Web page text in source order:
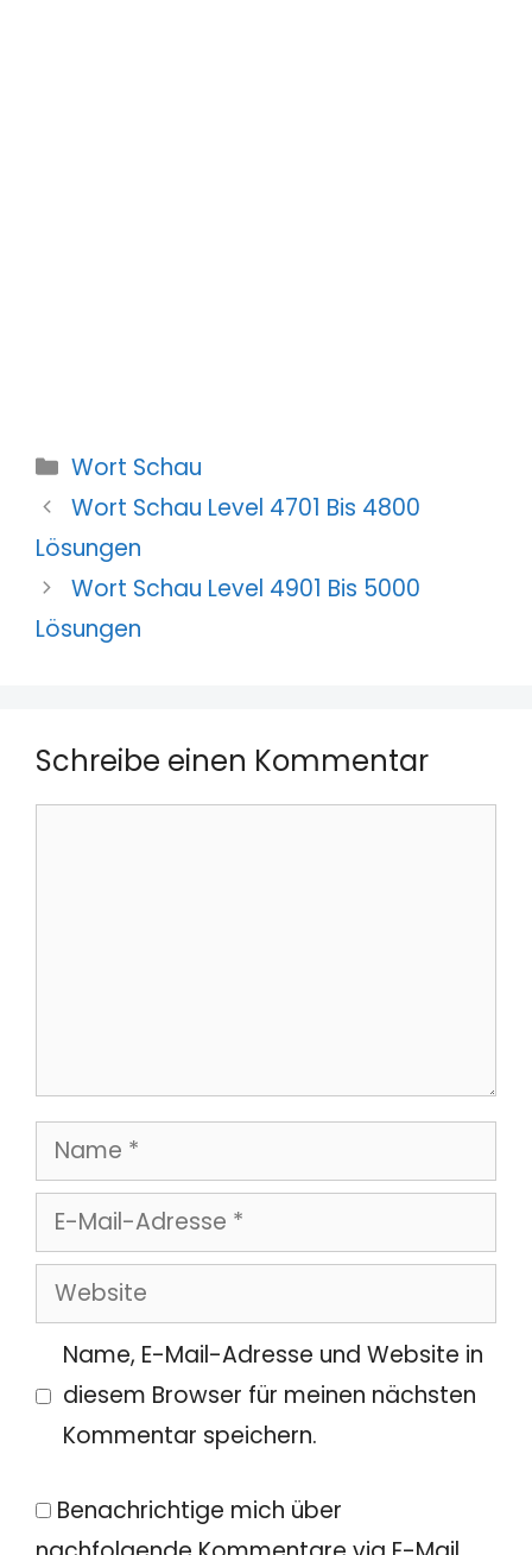
Kategorien
Wort Schau
Wort Schau Level 4701 Bis 4800
Lösungen
Wort Schau Level 4901 Bis 5000
Lösungen
Schreibe einen Kommentar
Name
E-
Mail-
Adresse
Website
Name, E-Mail-Adresse und Website in
diesem Browser für meinen nächsten
Kommentar speichern.
Benachrichtige mich über